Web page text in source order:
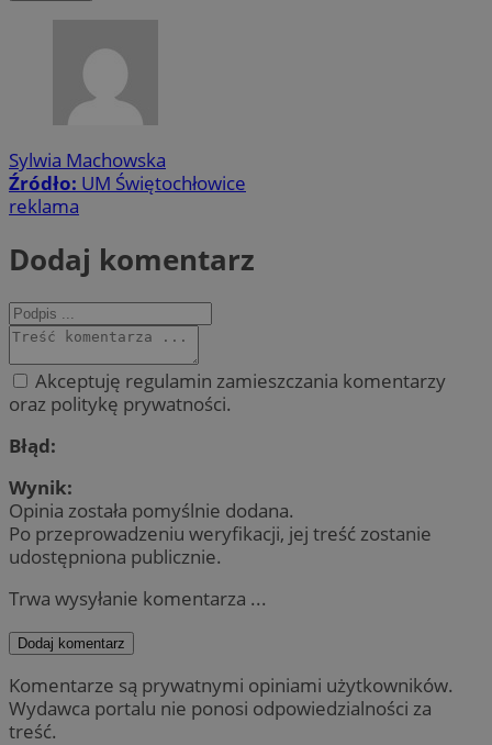
Sylwia Machowska
Źródło: UM Świętochłowice
reklama
Dodaj komentarz
Akceptuję regulamin zamieszczania komentarzy
oraz politykę prywatności.
Błąd:
Wynik:
Opinia została pomyślnie dodana.
Po przeprowadzeniu weryfikacji, jej treść zostanie
udostępniona publicznie.
Trwa wysyłanie komentarza ...
Dodaj komentarz
Komentarze są prywatnymi opiniami użytkowników.
Wydawca portalu nie ponosi odpowiedzialności za
treść.